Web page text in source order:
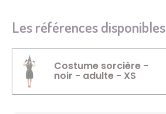
Les références disponibles
Costume sorcière -
noir - adulte - XS